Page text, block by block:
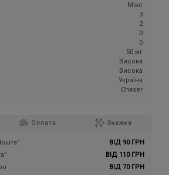
Мікс
3
2
0
0
50 мг
Висока
Висока
Україна
Chaser
Оплата Знижки
ВІД 90 ГРН
ВІД 110 ГРН
ВІД 70 ГРН